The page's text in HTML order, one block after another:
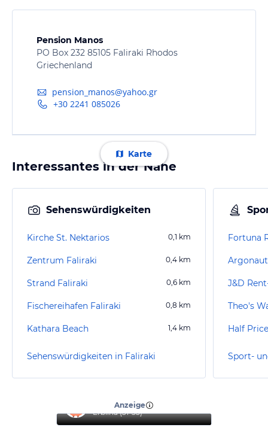
Pension Manos
PO Box 232 85105 Faliraki Rhodos
Griechenland
pension_manos@yahoo.gr
+30 2241 085026
Karte
Interessantes in der Nähe
Sehenswürdigkeiten
Kirche St. Nektarios 0,1 km
Zentrum Faliraki 0,4 km
Strand Faliraki 0,6 km
Fischereihafen Faliraki 0,8 km
Kathara Beach 1,4 km
Sehenswürdigkeiten in Faliraki
Fortuna
J&D
Theo's
Half
Sport-
Anzeige
Erblina (31-35)